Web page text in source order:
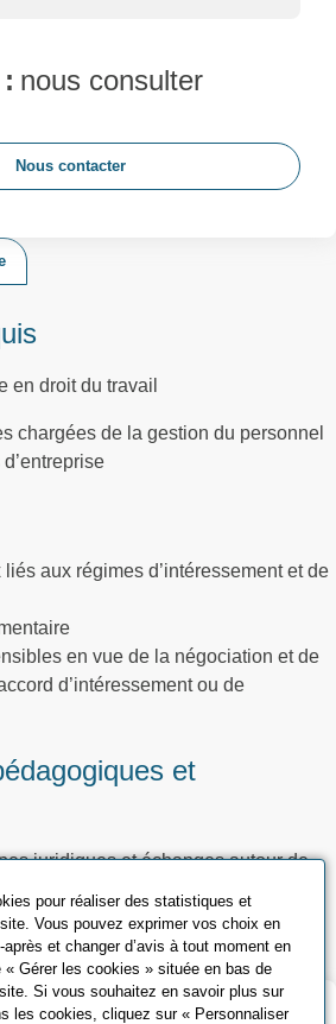
en droit du travail
chargées de la gestion du personnel
aux régimes d’intéressement et de
en vue de la négociation et de
d’intéressement ou de
et
juridiques et échanges autour de
et remise d’un support
nous consulter
Nous contacter
pour réaliser des statistiques et
Vous pouvez exprimer vos choix en
et changer d’avis à tout moment en
« Gérer les cookies » située en bas de
Si vous souhaitez en savoir plus sur
les cookies, cliquez sur « Personnaliser